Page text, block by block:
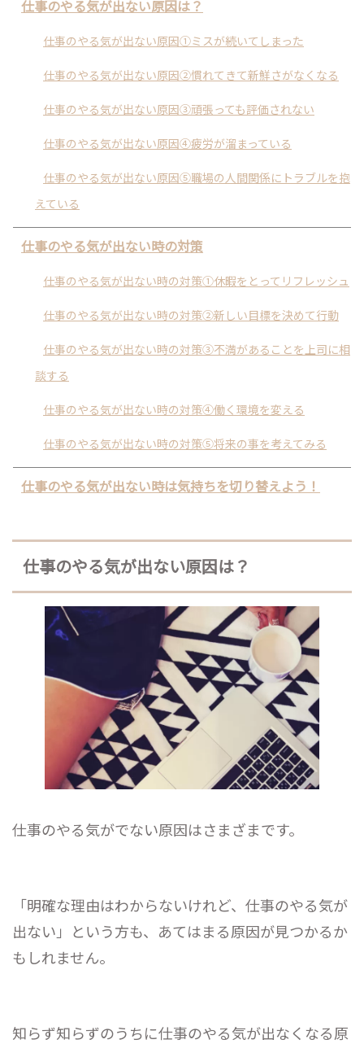
仕事のやる気が出ない原因は？
仕事のやる気が出ない原因①ミスが続いてしまった
仕事のやる気が出ない原因②慣れてきて新鮮さがなくなる
仕事のやる気が出ない原因③頑張っても評価されない
仕事のやる気が出ない原因④疲労が溜まっている
仕事のやる気が出ない原因⑤職場の人間関係にトラブルを抱
えている
仕事のやる気が出ない時の対策
仕事のやる気が出ない時の対策①休暇をとってリフレッシュ
仕事のやる気が出ない時の対策②新しい目標を決めて行動
仕事のやる気が出ない時の対策③不満があることを上司に相
談する
仕事のやる気が出ない時の対策④働く環境を変える
仕事のやる気が出ない時の対策⑤将来の事を考えてみる
仕事のやる気が出ない時は気持ちを切り替えよう！
仕事のやる気が出ない原因は？
仕事のやる気がでない原因はさまざまです。
「明確な理由はわからないけれど、仕事のやる気が
出ない」という方も、あてはまる原因が見つかるか
もしれません。
知らず知らずのうちに仕事のやる気が出なくなる原